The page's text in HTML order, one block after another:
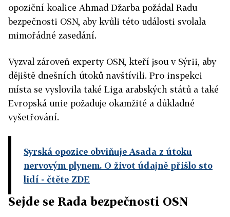
opoziční koalice Ahmad Džarba požádal Radu
bezpečnosti OSN, aby kvůli této události svolala
mimořádné zasedání.
Vyzval zároveň experty OSN, kteří jsou v Sýrii, aby
dějiště dnešních útoků navštívili. Pro inspekci
místa se vyslovila také Liga arabských států a také
Evropská unie požaduje okamžité a důkladné
vyšetřování.
Syrská opozice obviňuje Asada z útoku
nervovým plynem. O život údajně přišlo sto
lidí - čtěte ZDE
Sejde se Rada bezpečnosti OSN